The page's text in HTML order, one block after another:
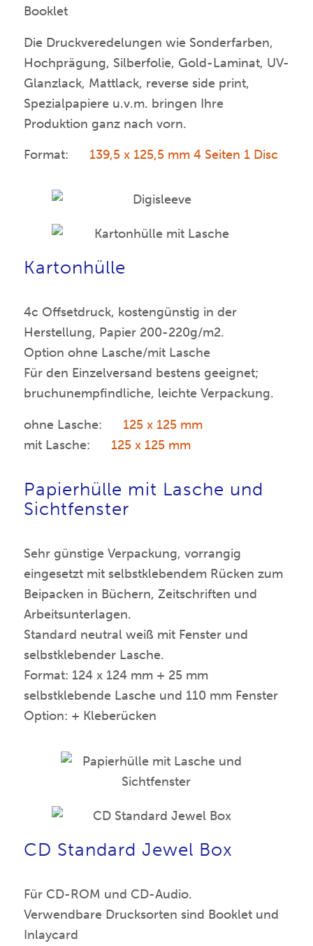
Booklet
Die Druckveredelungen wie Sonderfarben,
Hochprägung, Silberfolie, Gold-Laminat, UV-
Glanzlack, Mattlack, reverse side print,
Spezialpapiere u.v.m. bringen Ihre
Produktion ganz nach vorn.
Format: 139,5 x 125,5 mm 4 Seiten 1 Disc
Kartonhülle
4c Offsetdruck, kostengünstig in der
Herstellung, Papier 200-220g/m2.
Option ohne Lasche/mit Lasche
Für den Einzelversand bestens geeignet;
bruchunempfindliche, leichte Verpackung.
ohne Lasche:
125 x 125 mm
mit Lasche:
125 x 125 mm
Papierhülle mit Lasche und
Sichtfenster
Sehr günstige Verpackung, vorrangig
eingesetzt mit selbstklebendem Rücken zum
Beipacken in Büchern, Zeitschriften und
Arbeitsunterlagen.
Standard neutral weiß mit Fenster und
selbstklebender Lasche.
Format: 124 x 124 mm + 25 mm
selbstklebende Lasche und 110 mm Fenster
Option: + Kleberücken
CD Standard Jewel Box
Für CD-ROM und CD-Audio.
Verwendbare Drucksorten sind Booklet und
Inlaycard